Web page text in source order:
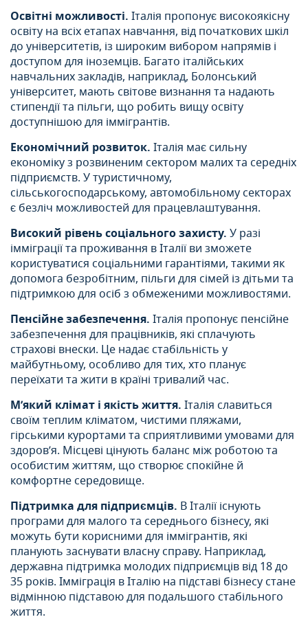
Освітні можливості. Італія пропонує високоякісну
освіту на всіх етапах навчання, від початкових шкіл
до університетів, із широким вибором напрямів і
доступом для іноземців. Багато італійських
навчальних закладів, наприклад, Болонський
університет, мають світове визнання та надають
стипендії та пільги, що робить вищу освіту
доступнішою для іммігрантів.
Економічний розвиток. Італія має сильну
економіку з розвиненим сектором малих та середніх
підприємств. У туристичному,
сільськогосподарському, автомобільному секторах
є безліч можливостей для працевлаштування.
Високий рівень соціального захисту. У разі
імміграції та проживання в Італії ви зможете
користуватися соціальними гарантіями, такими як
допомога безробітним, пільги для сімей із дітьми та
підтримкою для осіб з обмеженими можливостями.
Пенсійне забезпечення. Італія пропонує пенсійне
забезпечення для працівників, які сплачують
страхові внески. Це надає стабільність у
майбутньому, особливо для тих, хто планує
переїхати та жити в країні тривалий час.
М’який клімат і якість життя. Італія славиться
своїм теплим кліматом, чистими пляжами,
гірськими курортами та сприятливими умовами для
здоров’я. Місцеві цінують баланс між роботою та
особистим життям, що створює спокійне й
комфортне середовище.
Підтримка для підприємців. В Італії існують
програми для малого та середнього бізнесу, які
можуть бути корисними для іммігрантів, які
планують заснувати власну справу. Наприклад,
державна підтримка молодих підприємців від 18 до
35 років. Імміграція в Італію на підставі бізнесу стане
відмінною підставою для подальшого стабільного
життя.